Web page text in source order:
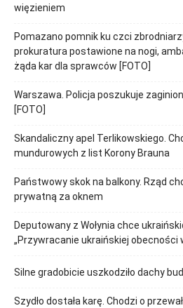
więzieniem
Pomazano pomnik ku czci
prokuratura postawione na nogi,
żąda kar dla sprawców [FOTO]
Warszawa. Policja poszukuje
[FOTO]
Skandaliczny apel Terlikowskiego.
mundurowych z list Korony Brauna
Państwowy skok na balkony. Rząd
prywatną za oknem
Deputowany z Wołynia chce
„Przywracanie ukraińskiej
Silne gradobicie uszkodziło dachy
Szydło dostała karę. Chodzi o